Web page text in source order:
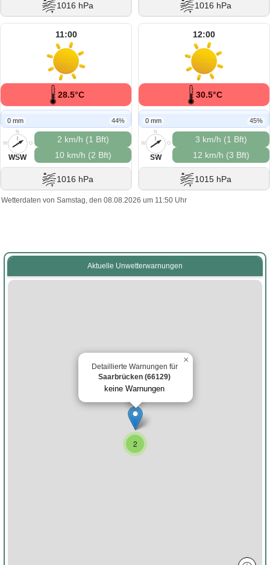
1016 hPa 1016 hPa
11:00
28.5°C
0 mm 44%
N
O
S
W
WSW
2 km/h (1 Bft)
10 km/h (2 Bft)
1016 hPa
12:00
30.5°C
0 mm 45%
N
O
S
W
SW
3 km/h (1 Bft)
12 km/h (3 Bft)
1015 hPa
Wetterdaten von Samstag, den 08.08.2026 um 11:50 Uhr
Aktuelle Unwetterwarnungen
2
Detaillierte Warnungen für
Saarbrücken (66129)
keine Warnungen
×